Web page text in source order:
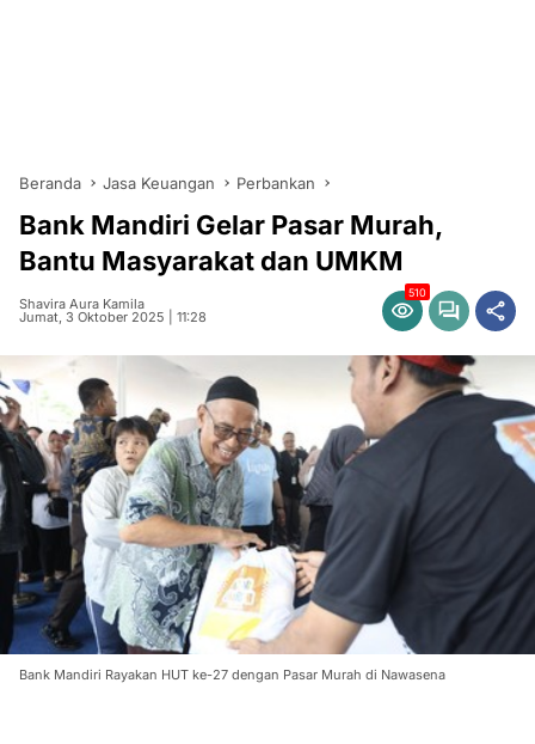
Beranda Jasa Keuangan Perbankan
Bank Mandiri Gelar Pasar Murah,
Bantu Masyarakat dan UMKM
Shavira Aura Kamila
Jumat, 3 Oktober 2025 | 11:28
510
Bank Mandiri Rayakan HUT ke-27 dengan Pasar Murah di Nawasena